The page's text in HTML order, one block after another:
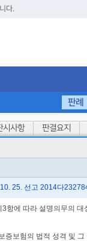
다.
판례
시사항 판결요지
25. 선고 2014다
항에 따라 설명의무의
증보험의 법적 성격 및